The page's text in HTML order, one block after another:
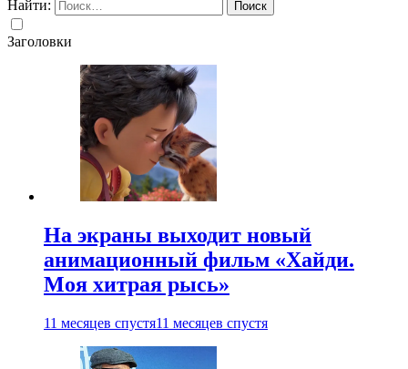
Найти:
Заголовки
На экраны выходит новый
анимационный фильм «Хайди.
Моя хитрая рысь»
11 месяцев спустя11 месяцев спустя